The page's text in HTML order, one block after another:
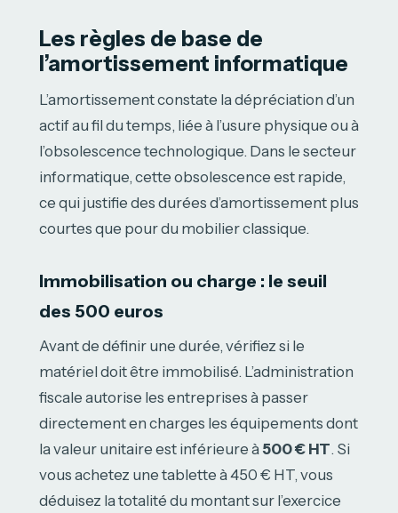
Les règles de base de
l’amortissement informatique
L’amortissement constate la dépréciation d’un
actif au fil du temps, liée à l’usure physique ou à
l’obsolescence technologique. Dans le secteur
informatique, cette obsolescence est rapide,
ce qui justifie des durées d’amortissement plus
courtes que pour du mobilier classique.
Immobilisation ou charge : le seuil
des 500 euros
Avant de définir une durée, vérifiez si le
matériel doit être immobilisé. L’administration
fiscale autorise les entreprises à passer
directement en charges les équipements dont
la valeur unitaire est inférieure à 500 € HT. Si
vous achetez une tablette à 450 € HT, vous
déduisez la totalité du montant sur l’exercice